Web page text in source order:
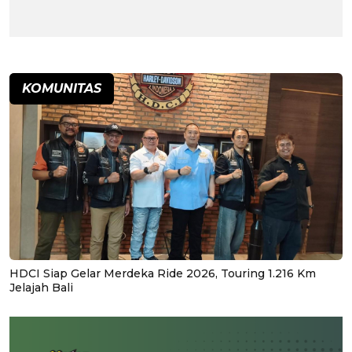
KOMUNITAS
HDCI Siap Gelar Merdeka Ride 2026, Touring 1.216 Km
Jelajah Bali